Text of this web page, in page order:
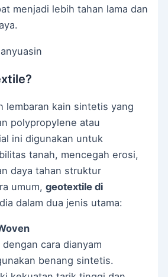
menjadi lebih tahan lama dan
lembaran kain sintetis yang
polypropylene atau
ini digunakan untuk
tanah, mencegah erosi,
daya tahan struktur
umum,geotextile di
dalam dua jenis utama:
dengan cara dianyam
benang sintetis.